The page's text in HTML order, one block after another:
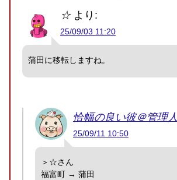
☆ より:
25/09/03 11:20
蒲田に移転しますね。
恰幅の良い彼＠管理人
25/09/11 10:50
＞☆さん
福富町 → 蒲田